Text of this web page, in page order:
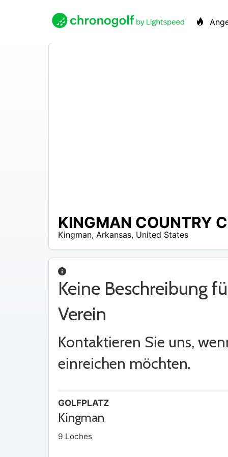
KINGMAN COUNTRY
Kingman, Arkansas, United States
Keine Beschreibung
Verein
Kontaktieren Sie uns,
einreichen möchten.
GOLFPLATZ
Kingman
9 Loches